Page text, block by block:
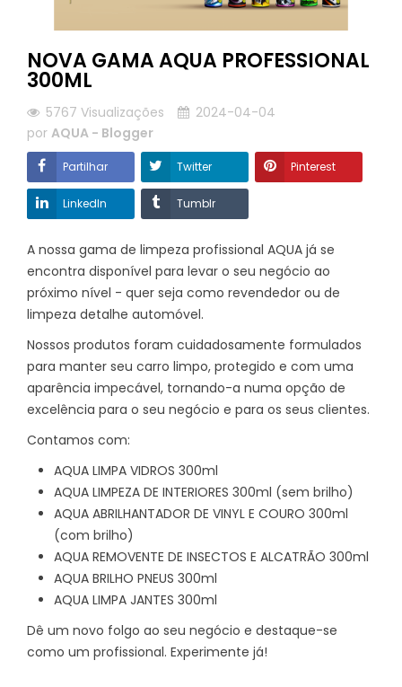
NOVA GAMA AQUA PROFESSIONAL
300ML
5767 Visualizações
2024-04-04
por AQUA - Blogger
Partilhar Twitter Pinterest
Linkedln Tumblr
A nossa gama de limpeza profissional AQUA já se
encontra disponível para levar o seu negócio ao
próximo nível - quer seja como revendedor ou de
limpeza detalhe automóvel.
Nossos produtos foram cuidadosamente formulados
para manter seu carro limpo, protegido e com uma
aparência impecável, tornando-a numa opção de
excelência para o seu negócio e para os seus clientes.
Contamos com:
AQUA LIMPA VIDROS 300ml
AQUA LIMPEZA DE INTERIORES 300ml (sem brilho)
AQUA ABRILHANTADOR DE VINYL E COURO 300ml
(com brilho)
AQUA REMOVENTE DE INSECTOS E ALCATRÃO 300ml
AQUA BRILHO PNEUS 300ml
AQUA LIMPA JANTES 300ml
Dê um novo folgo ao seu negócio e destaque-se
como um profissional. Experimente já!